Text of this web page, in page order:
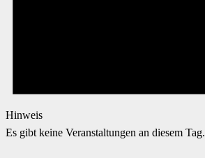
Hinweis
Es gibt keine Veranstaltungen an diesem Tag.